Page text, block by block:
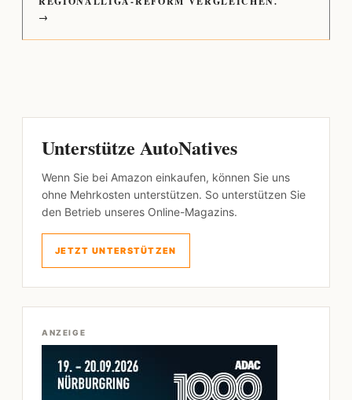
→
Unterstütze AutoNatives
Wenn Sie bei Amazon einkaufen, können Sie uns
ohne Mehrkosten unterstützen. So unterstützen Sie
den Betrieb unseres Online-Magazins.
JETZT UNTERSTÜTZEN
ANZEIGE